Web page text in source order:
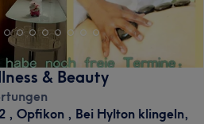
& Beauty
, Opfikon , Bei Hylton klingeln,